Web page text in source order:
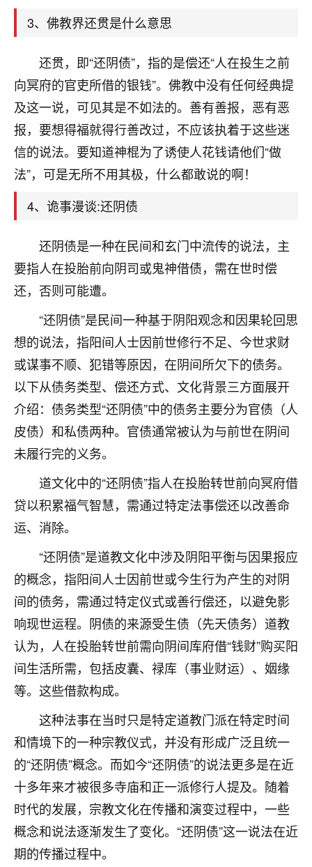
3、佛教界还贯是什么意思
还贯，即“还阴债”，指的是偿还“人在投生之前
向冥府的官吏所借的银钱”。佛教中没有任何经典提
及这一说，可见其是不如法的。善有善报，恶有恶
报，要想得福就得行善改过，不应该执着于这些迷
信的说法。要知道神棍为了诱使人花钱请他们“做
法”，可是无所不用其极，什么都敢说的啊！
4、诡事漫谈:还阴债
还阴债是一种在民间和玄门中流传的说法，主
要指人在投胎前向阴司或鬼神借债，需在世时偿
还，否则可能遭。
“还阴债”是民间一种基于阴阳观念和因果轮回思
想的说法，指阳间人士因前世修行不足、今世求财
或谋事不顺、犯错等原因，在阴间所欠下的债务。
以下从债务类型、偿还方式、文化背景三方面展开
介绍：债务类型“还阴债”中的债务主要分为官债（人
皮债）和私债两种。官债通常被认为与前世在阴间
未履行完的义务。
道文化中的“还阴债”指人在投胎转世前向冥府借
贷以积累福气智慧，需通过特定法事偿还以改善命
运、消除。
“还阴债”是道教文化中涉及阴阳平衡与因果报应
的概念，指阳间人士因前世或今生行为产生的对阴
间的债务，需通过特定仪式或善行偿还，以避免影
响现世运程。阴债的来源受生债（先天债务）道教
认为，人在投胎转世前需向阴间库府借“钱财”购买阳
间生活所需，包括皮囊、禄库（事业财运）、姻缘
等。这些借款构成。
这种法事在当时只是特定道教门派在特定时间
和情境下的一种宗教仪式，并没有形成广泛且统一
的“还阴债”概念。而如今“还阴债”的说法更多是在近
十多年来才被很多寺庙和正一派修行人提及。随着
时代的发展，宗教文化在传播和演变过程中，一些
概念和说法逐渐发生了变化。“还阴债”这一说法在近
期的传播过程中。
啊！
是我从找店开始都是找慧来老师跟进的，选
址、风水、还有开业日子，哪哪都看了，虽然
大环境不好，但是我家生意还可以，前几天又
刚找老师做了补财库，希望财运更好一点！
2小时前 来自海南 18
梦醒时分
我女儿高二叛逆，大半年不上学，一说她就要死要活
的，把我们两口子愁的不行，朋友给我推荐的慧来老
做完，我女儿跟变了个人一样，不期望她能考多好的
大学，只要能安安稳稳的把书读了，身体心理都健健
康康的我就很知足了！
3小时前 来自河北 16
付深
我是公司人事调整，有升迁机会，但同时竞争的我们
三个，找老师的时候是抱着侥幸心理，没想到老师看
着我晋升有望，我半信半疑的按照老师建议，做了化
太岁还有一个发钱粮，本来年前的人事调整，拖到年
后，我以为都没戏了，结果开年一上班，开会提拔升
3000，非常开心，无论如何，感恩感谢！🙏🏻
鹿森
12小时前 来自北京 32
心心相印
我身体不太好，总是病病殃殃的，去检查又没什么大
问题，反正就是不舒服。中医西医看遍了，找不到问
题，后来无意中看到有人推荐慧来老师，跟老师聊过
之后，心情豁然开朗，也听老师建议，处理了一些因
果问题。今年以来，身体比以前好多，主要是心情好
了，老师说境随心转，现在深有体会了。
鹿森：是的，其实跟老师聊过之后，最大的感
触，首先就是心态会变好，万般皆是命，半点
不由人！
1天前 来自四川 9
金白水清
我也想找老师看看，有没有人给个联系方式的啊？